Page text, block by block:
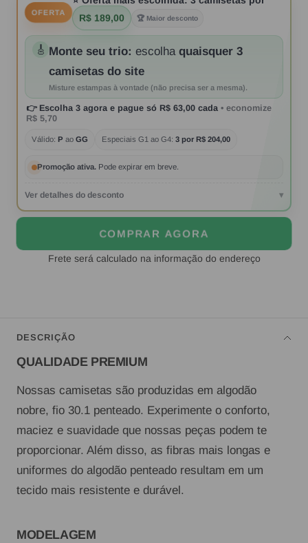
OFERTA R$ 189,00 🏆 Maior desconto
🎸 Monte seu trio: escolha quaisquer 3
camisetas do site
Misture estampas à vontade (não precisa ser a mesma).
👉 Escolha 3 agora e pague só R$ 63,00 cada • economize
R$ 5,70
Válido: P ao GG Especiais G1 ao G4: 3 por R$ 204,00
Promoção ativa. Pode expirar em breve.
Ver detalhes do desconto ▾
COMPRAR AGORA
Frete será calculado na informação do endereço
DESCRIÇÃO
QUALIDADE PREMIUM
Nossas camisetas são produzidas em algodão
nobre, fio 30.1 penteado. Experimente o conforto,
maciez e suavidade que nossas peças podem te
proporcionar. Além disso, as fibras mais longas e
uniformes do algodão penteado resultam em um
tecido mais resistente e durável.
MODELAGEM